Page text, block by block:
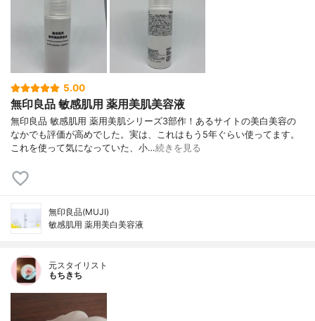
5.00
無印良品 敏感肌用 薬用美肌美容液
無印良品 敏感肌用 薬用美肌シリーズ3部作！あるサイトの美白美容の
なかでも評価が高めでした。実は、これはもう5年ぐらい使ってます。
これを使って気になっていた、小…続きを見る
無印良品(MUJI)
敏感肌用 薬用美白美容液
元スタイリスト
もちきち